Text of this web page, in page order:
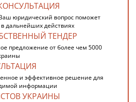
юридический вопрос поможет
дальнейших действиях
ТЕНДЕР
предложение от более чем 5000
и эффективное решение для
информации
УКРАИНЫ